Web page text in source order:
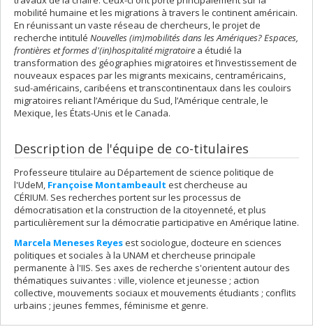
mobilité humaine et les migrations à travers le continent américain.
En réunissant un vaste réseau de chercheurs, le projet de
recherche intitulé Nouvelles (im)mobilités dans les Amériques? Espaces,
frontières et formes d'(in)hospitalité migratoire a étudié la
transformation des géographies migratoires et l’investissement de
nouveaux espaces par les migrants mexicains, centraméricains,
sud-américains, caribéens et transcontinentaux dans les couloirs
migratoires reliant l’Amérique du Sud, l’Amérique centrale, le
Mexique, les États-Unis et le Canada.
Description de l'équipe de co-titulaires
Professeure titulaire au Département de science politique de
l'UdeM, Françoise Montambeault est chercheuse au
CÉRIUM. Ses recherches portent sur les processus de
démocratisation et la construction de la citoyenneté, et plus
particulièrement sur la démocratie participative en Amérique latine.
Marcela Meneses Reyesest sociologue, docteure en sciences
politiques et sociales à la UNAM et chercheuse principale
permanente à l'IIS. Ses axes de recherche s'orientent autour des
thématiques suivantes : ville, violence et jeunesse ; action
collective, mouvements sociaux et mouvements étudiants ; conflits
urbains ; jeunes femmes, féminisme et genre.